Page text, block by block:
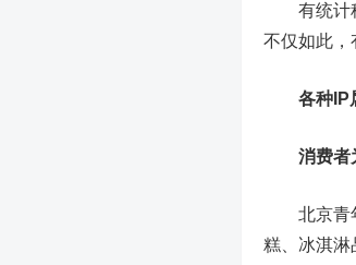
有统计称
不仅如此，
各种IP
消费者
北京青年
糕、冰淇淋